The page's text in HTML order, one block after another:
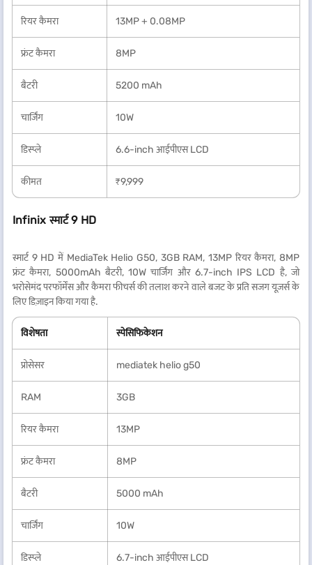
रियर कैमरा 13MP + 0.08MP
फ्रंट कैमरा 8MP
बैटरी 5200 mAh
चार्जिंग 10W
डिस्प्ले 6.6-inch आईपीएस LCD
कीमत ₹9,999
Infinix स्मार्ट 9 HD
स्मार्ट 9 HD में MediaTek Helio G50, 3GB RAM, 13MP रियर कैमरा, 8MP
फ्रंट कैमरा, 5000mAh बैटरी, 10W चार्जिंग और 6.7-inch IPS LCD है, जो
भरोसेमंद परफॉर्मेंस और कैमरा फीचर्स की तलाश करने वाले बजट के प्रति सजग यूज़र्स के
लिए डिज़ाइन किया गया है.
विशेषता स्पेसिफिकेशन
प्रोसेसर mediatek helio g50
RAM 3GB
रियर कैमरा 13MP
फ्रंट कैमरा 8MP
बैटरी 5000 mAh
चार्जिंग 10W
डिस्प्ले 6.7-inch आईपीएस LCD